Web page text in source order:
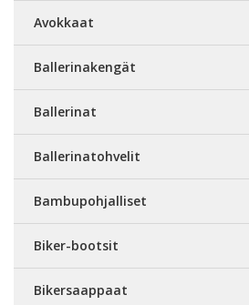
Avokkaat
Ballerinakengät
Ballerinat
Ballerinatohvelit
Bambupohjalliset
Biker-bootsit
Bikersaappaat